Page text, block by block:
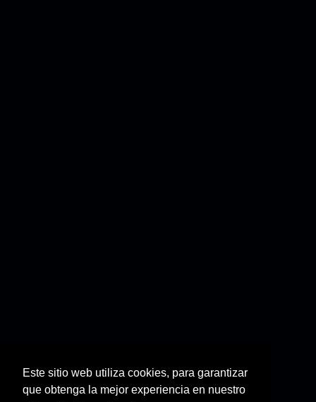
Este sitio web utiliza cookies, para garantizar
que obtenga la mejor experiencia en nuestro